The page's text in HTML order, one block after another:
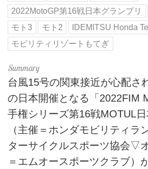
2022MotoGP第16戦日本グランプリ
モト3
モト2
IDEMITSU Honda
モビリティリゾートもてぎ
台風15号の関東接近が心配さ
の日本開催となる「2022FIM
手権シリーズ第16戦MOTUL日
（主催＝ホンダモビリティラ
ターサイクルスポーツ協会▽
＝エムオースポーツクラブ）